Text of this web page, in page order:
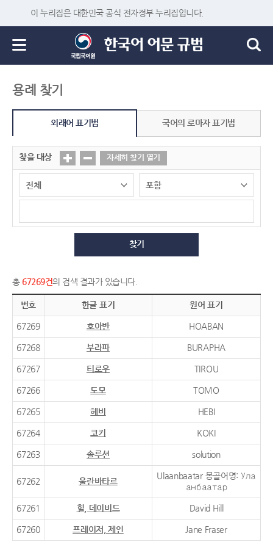
이 누리집은 대한민국 공식 전자정부 누리집입니다.
용례 찾기
외래어 표기법 국어의 로마자 표기법
찾을 대상 자세히 찾기 열기
찾기
총 67269건의 검색 결과가 있습니다.
번호 한글 표기 원어 표기
67269 호아반 HOABAN
67268 부라파 BURAPHA
67267 티로우 TIROU
67266 도모 TOMO
67265 헤비 HEBI
67264 코키 KOKI
67263 솔루션 solution
67262 울란바타르
Ulaanbaatar 몽골어명: Ула
анбаатар
67261 힐, 데이비드 David Hill
67260 프레이저, 제인 Jane Fraser